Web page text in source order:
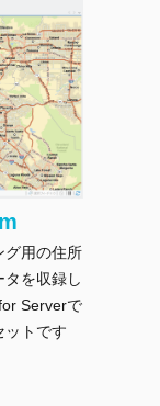
グ用の住所
を収録し
Serverで
ットです